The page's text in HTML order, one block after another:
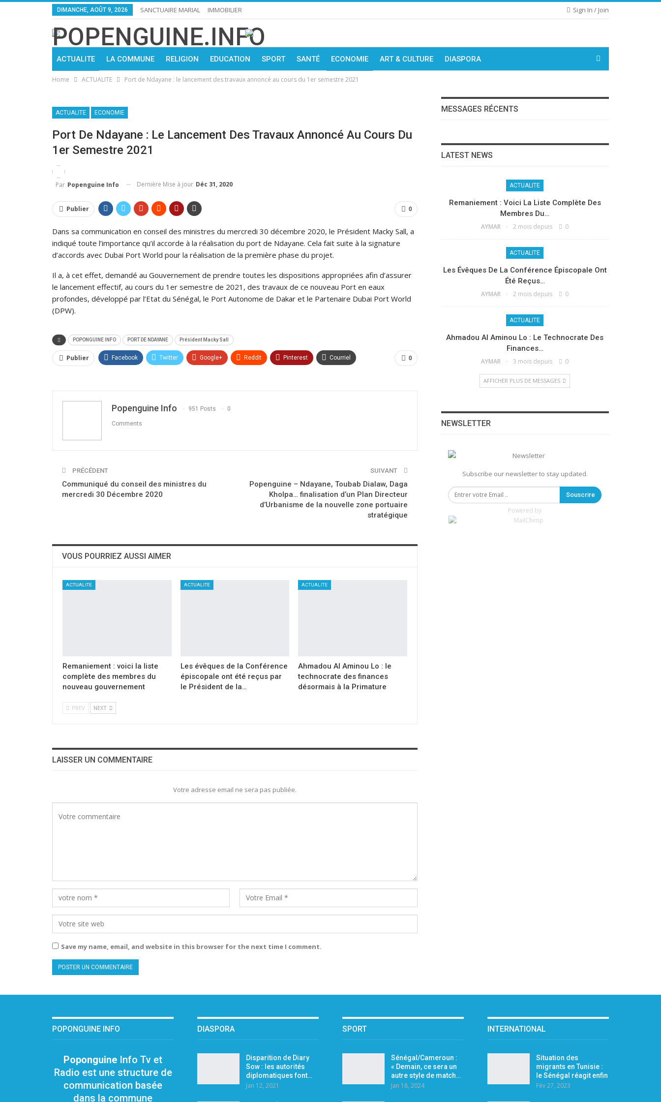
Sign In / Join
DIMANCHE, AOÛT 9, 2026 SANCTUAIRE MARIAL IMMOBILIER
ACTUALITE LA COMMUNE RELIGION EDUCATION SPORT SANTÉ ECONOMIE ART & CULTURE DIASPORA
Home ACTUALITE Port de Ndayane : le lancement des travaux annoncé au cours du 1er semestre 2021
ACTUALITE ECONOMIE
Port De Ndayane : Le Lancement Des Travaux Annoncé Au Cours Du
1er Semestre 2021
Par Popenguine Info Dernière Mise à jour Déc 31, 2020
0
Publier
Dans sa communication en conseil des ministres du mercredi 30 décembre 2020, le Président Macky Sall, a
indiqué toute l’importance qu’il accorde à la réalisation du port de Ndayane. Cela fait suite à la signature
d’accords avec Dubai Port World pour la réalisation de la première phase du projet.
Il a, à cet effet, demandé au Gouvernement de prendre toutes les dispositions appropriées afin d’assurer
le lancement effectif, au cours du 1er semestre de 2021, des travaux de ce nouveau Port en eaux
profondes, développé par l’Etat du Sénégal, le Port Autonome de Dakar et le Partenaire Dubai Port World
(DPW).
POPONGUINE INFO PORT DE NDAYANE Président Macky Sall
0
Publier Facebook Twitter Google+ ReddIt Pinterest Courriel
Popenguine Info 951 Posts 0
Comments
PRÉCÉDENT
Communiqué du conseil des ministres du
mercredi 30 Décembre 2020
SUIVANT
Popenguine – Ndayane, Toubab Dialaw, Daga
Kholpa… finalisation d’un Plan Directeur
d’Urbanisme de la nouvelle zone portuaire
stratégique
VOUS POURRIEZ AUSSI AIMER
ACTUALITE
Remaniement : voici la liste
complète des membres du
nouveau gouvernement
ACTUALITE
Les évêques de la Conférence
épiscopale ont été reçus par
le Président de la…
ACTUALITE
Ahmadou Al Aminou Lo : le
technocrate des finances
désormais à la Primature
PREV NEXT
LAISSER UN COMMENTAIRE
Votre adresse email ne sera pas publiée.
Save my name, email, and website in this browser for the next time I comment.
MESSAGES RÉCENTS
LATEST NEWS
ACTUALITE
Remaniement : Voici La Liste Complète Des
Membres Du…
AYMAR 2 mois depuis 0
ACTUALITE
Les Évêques De La Conférence Épiscopale Ont
Été Reçus…
AYMAR 2 mois depuis 0
ACTUALITE
Ahmadou Al Aminou Lo : Le Technocrate Des
Finances…
AYMAR 3 mois depuis 0
AFFICHER PLUS DE MESSAGES
NEWSLETTER
Subscribe our newsletter to stay updated.
Souscrire
Powered by
POPONGUINE INFO
Poponguine Info Tv et
Radio est une structure de
communication basée
dans la commune
DIASPORA
Disparition de Diary
Sow : les autorités
diplomatiques font…
Jan 12, 2021
SPORT
Sénégal/Cameroun :
« Demain, ce sera un
autre style de match…
Jan 18, 2024
INTERNATIONAL
Situation des
migrants en Tunisie :
le Sénégal réagit enfin
Fév 27, 2023